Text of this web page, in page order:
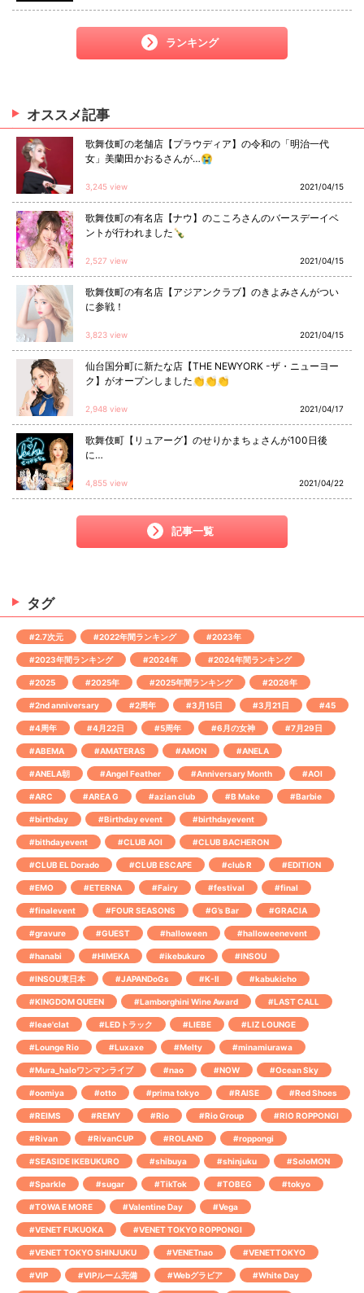
ランキング
オススメ記事
歌舞伎町の老舗店【プラウディア】の令和の「明治一代
女」美蘭田かおるさんが…😭
3,245 view 2021/04/15
歌舞伎町の有名店【ナウ】のこころさんのバースデーイベ
ントが行われました🍾
2,527 view 2021/04/15
歌舞伎町の有名店【アジアンクラブ】のきよみさんがつい
に参戦！
3,823 view 2021/04/15
仙台国分町に新たな店【THE NEWYORK -ザ・ニューヨー
ク】がオープンしました👏👏👏
2,948 view 2021/04/17
歌舞伎町【リュアーグ】のせりかまちょさんが100日後
に…
4,855 view 2021/04/22
記事一覧
タグ
#2.7次元 #2022年間ランキング #2023年
#2023年間ランキング #2024年 #2024年間ランキング
#2025 #2025年 #2025年間ランキング #2026年
#2nd anniversary #2周年 #3月15日 #3月21日 #45
#4周年 #4月22日 #5周年 #6月の女神 #7月29日
#ABEMA #AMATERAS #AMON #ANELA
#ANELA朝 #Angel Feather #Anniversary Month #AOI
#ARC #AREA G #azian club #B Make #Barbie
#birthday #Birthday event #birthdayevent
#bithdayevent #CLUB AOI #CLUB BACHERON
#CLUB EL Dorado #CLUB ESCAPE #club R #EDITION
#EMO #ETERNA #Fairy #festival #final
#finalevent #FOUR SEASONS #G’s Bar #GRACIA
#gravure #GUEST #halloween #halloweenevent
#hanabi #HIMEKA #ikebukuro #INSOU
#INSOU東日本 #JAPANDoGs #K-Ⅱ #kabukicho
#KINGDOM QUEEN #Lamborghini Wine Award #LAST CALL
#leae'clat #LEDトラック #LIEBE #LIZ LOUNGE
#Lounge Rio #Luxaxe #Melty #minamiurawa
#Mura_haloワンマンライブ #nao #NOW #Ocean Sky
#oomiya #otto #prima tokyo #RAISE #Red Shoes
#REIMS #REMY #Rio #Rio Group #RIO ROPPONGI
#Rivan #RivanCUP #ROLAND #roppongi
#SEASIDE IKEBUKURO #shibuya #shinjuku #SoloMON
#Sparkle #sugar #TikTok #TOBEG #tokyo
#TOWA E MORE #Valentine Day #Vega
#VENET FUKUOKA #VENET TOKYO ROPPONGI
#VENET TOKYO SHINJUKU #VENETnao #VENETTOKYO
#VIP #VIPルーム完備 #Webグラビア #White Day